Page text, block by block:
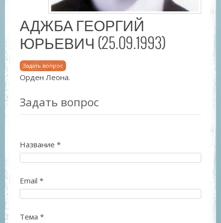
АДЖБА ГЕОРГИЙ
ЮРЬЕВИЧ (25.09.1993)
Задать вопрос
Орден Леона.
Задать вопрос
Название *
Email *
Тема *